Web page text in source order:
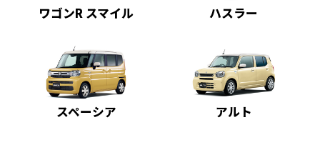
ワゴンR スマイル ハスラー
スペーシア アルト